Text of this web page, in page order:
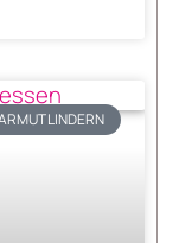
LINDERN